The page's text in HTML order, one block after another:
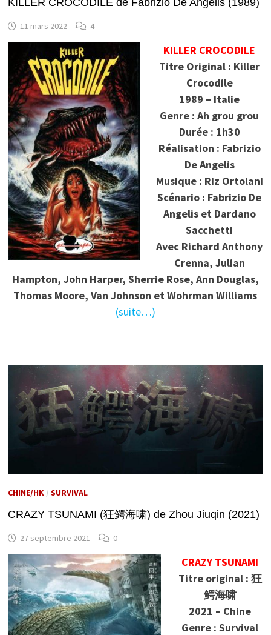
KILLER CROCODILE de Fabrizio De Angelis (1989)
11 mars 2022 4
KILLER CROCODILE
Titre Original : Killer
Crocodile
1989 – Italie
Genre : Ah grou grou
Durée : 1h30
Réalisation : Fabrizio
De Angelis
Musique : Riz Ortolani
Scénario : Fabrizio De
Angelis et Dardano
Sacchetti
Avec Richard Anthony
Crenna, Julian
Hampton, John Harper, Sherrie Rose, Ann Douglas,
Thomas Moore, Van Johnson et Wohrman Williams
(suite…)
CHINE/HK / SURVIVAL
CRAZY TSUNAMI (狂鳄海啸) de Zhou Jiuqin (2021)
27 septembre 2021 0
CRAZY TSUNAMI
Titre original : 狂
鳄海啸
2021 – Chine
Genre : Survival